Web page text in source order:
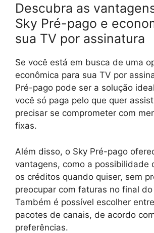
Descubra as
Sky Pré-pago e
sua TV por assinatura
Se você está em busca de uma
econômica para sua TV por
Pré-pago pode ser a solução
você só paga pelo que quer
precisar se comprometer com
fixas.
Além disso, o Sky Pré-pago
vantagens, como a possibilidade
os créditos quando quiser, sem
preocupar com faturas no final do
Também é possível escolher
pacotes de canais, de acordo
preferências.